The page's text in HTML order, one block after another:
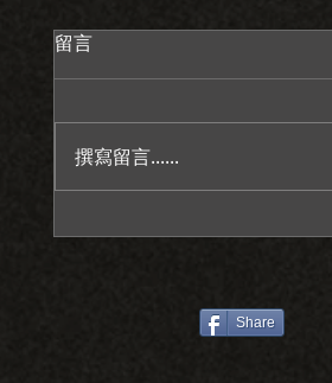
推薦/彥宇+霆瑄
留言
撰寫留言......
Share